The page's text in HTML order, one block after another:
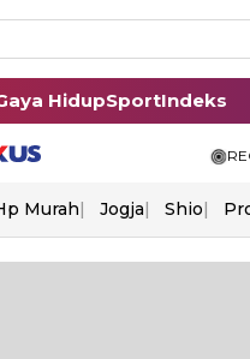
HidupSportIndeks
Murah Jogja Shio